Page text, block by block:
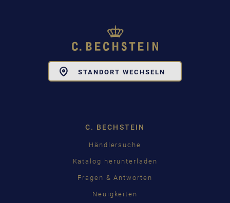
STANDORT WECHSELN
C. BECHSTEIN
Händlersuche
Katalog herunterladen
Fragen & Antworten
Neuigkeiten